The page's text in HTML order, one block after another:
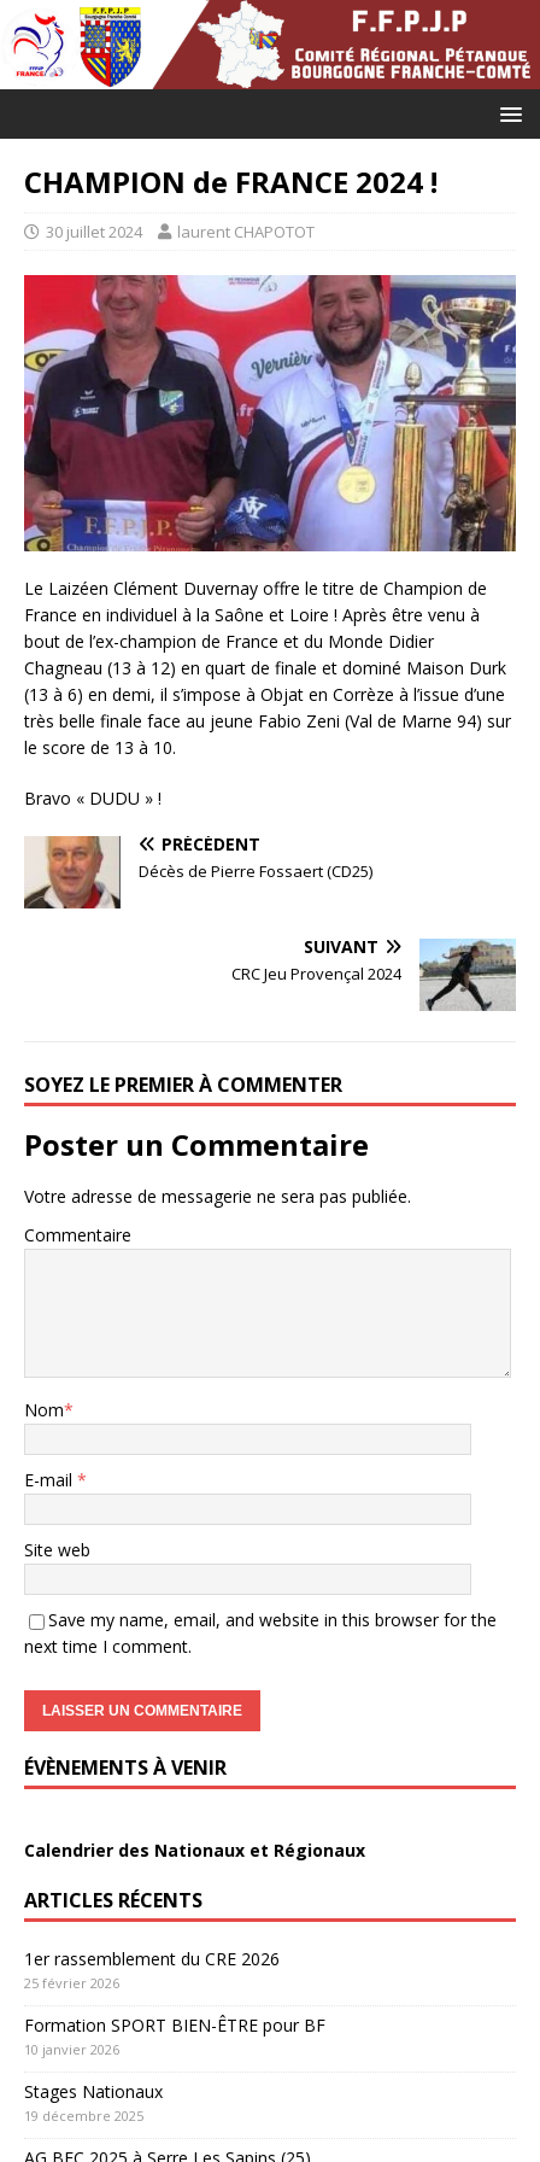
CHAMPION de FRANCE 2024 !
30 juillet 2024 laurent CHAPOTOT
Le Laizéen Clément Duvernay offre le titre de Champion de
France en individuel à la Saône et Loire ! Après être venu à
bout de l’ex-champion de France et du Monde Didier
Chagneau (13 à 12) en quart de finale et dominé Maison Durk
(13 à 6) en demi, il s’impose à Objat en Corrèze à l’issue d’une
très belle finale face au jeune Fabio Zeni (Val de Marne 94) sur
le score de 13 à 10.
Bravo « DUDU » !
PRÉCÉDENT
Décès de Pierre Fossaert (CD25)
SUIVANT
CRC Jeu Provençal 2024
SOYEZ LE PREMIER À COMMENTER
Poster un Commentaire
Votre adresse de messagerie ne sera pas publiée.
Commentaire
Nom*
E-mail *
Site web
Save my name, email, and website in this browser for the
next time I comment.
ÉVÈNEMENTS À VENIR
Calendrier des Nationaux et Régionaux
ARTICLES RÉCENTS
1er rassemblement du CRE 2026
25 février 2026
Formation SPORT BIEN-ÊTRE pour BF
10 janvier 2026
Stages Nationaux
19 décembre 2025